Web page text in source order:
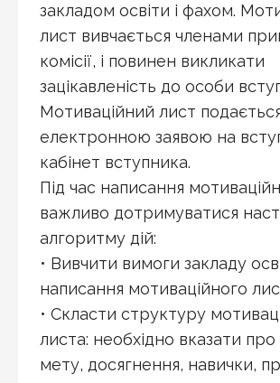
закладом освіти і фахом.
лист вивчається членами
комісії, і повинен викликати
зацікавленість до особи
Мотиваційний лист
електронною заявою на
кабінет вступника.
Під час написання
важливо дотримуватися
алгоритму дій:
• Вивчити вимоги закладу
написання мотиваційного
• Скласти структуру
листа: необхідно вказати
мету, досягнення, навички,